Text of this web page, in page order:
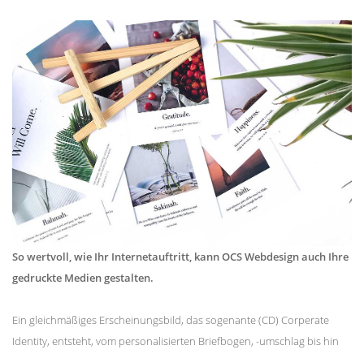
So wertvoll, wie Ihr Internetauftritt, kann OCS Webdesign auch Ihre
gedruckte Medien gestalten.
Ein gleichmäßiges Erscheinungsbild, das sogenante (CD) Corperate
Identity, entsteht, vom personalisierten Briefbogen, -umschlag bis hin